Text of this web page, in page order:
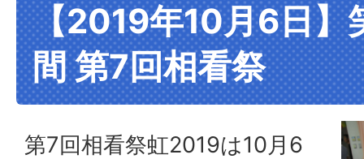
【2019年10月6日】
間 第7回相看祭
第7回相看祭虹2019は10月6